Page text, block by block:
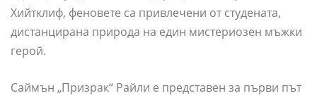
Хийтклиф, феновете са привлечени от студената,
дистанцирана природа на един мистериозен мъжки
герой.
Саймън „Призрак“ Райли е представен за първи път